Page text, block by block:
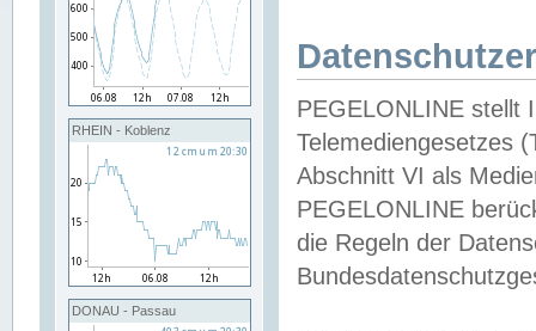
RHEIN - Koblenz
DONAU - Passau
PEGELONLINE stellt
Telemediengesetzes
Abschnitt VI als
PEGELONLINE
die Regeln der